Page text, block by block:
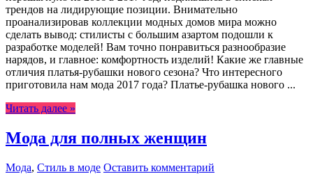
трендов на лидирующие позиции. Внимательно
проанализировав коллекции модных домов мира можно
сделать вывод: стилисты с большим азартом подошли к
разработке моделей! Вам точно понравиться разнообразие
нарядов, и главное: комфортность изделий! Какие же главные
отличия платья-рубашки нового сезона? Что интересного
приготовила нам мода 2017 года? Платье-рубашка нового ...
Читать далее »
Мода для полных женщин
Мода, Стиль в моде Оставить комментарий